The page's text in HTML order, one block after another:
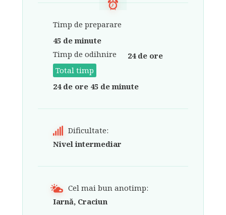
Timp de preparare
45 de minute
Timp de odihnire
24 de ore
Total timp
24 de ore 45 de minute
Dificultate:
Nivel intermediar
Cel mai bun anotimp:
Iarnă, Craciun